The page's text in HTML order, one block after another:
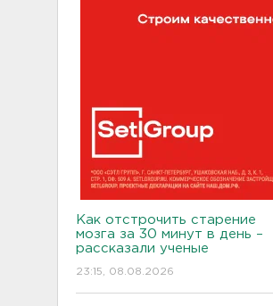
Как отстрочить старение
мозга за 30 минут в день –
рассказали ученые
23:15, 08.08.2026